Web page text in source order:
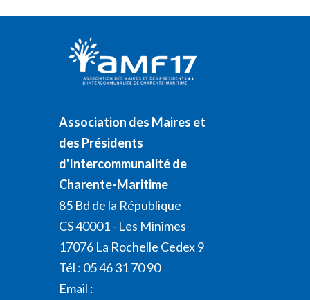
Association des Maires et
des Présidents
d'Intercommunalité de
Charente-Maritime
85 Bd de la République
CS 40001 - Les Minimes
17076 La Rochelle Cedex 9
Tél : 05 46 31 70 90
Email :